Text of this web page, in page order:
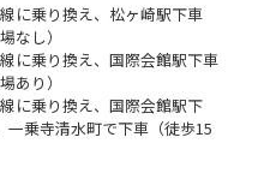
に乗り換え、松ヶ崎駅下車
なし）
に乗り換え、国際会館駅下車
あり）
に乗り換え、国際会館駅下
乗寺清水町で下車（徒歩15